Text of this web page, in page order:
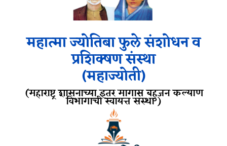
महात्मा ज्योतिबा फुले संशोधन व
प्रशिक्षण संस्था
(महाज्योती)
(महाराष्ट्र शासनाच्या इतर मागास बहुजन कल्याण
विभागाची स्वायत्त संस्था )